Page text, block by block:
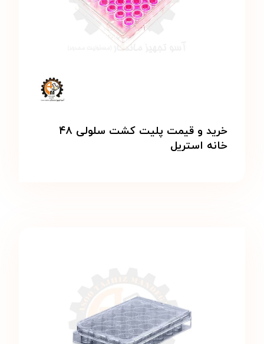
خرید و قیمت پلیت کشت سلولی ۴۸
خانه استریل